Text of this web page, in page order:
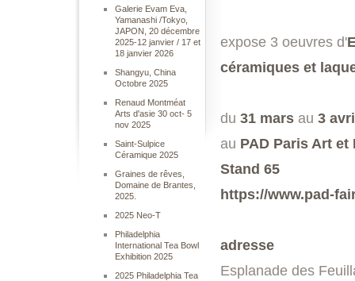
Galerie Evam Eva,
Yamanashi /Tokyo,
JAPON, 20 décembre
2025-12 janvier / 17 et
18 janvier 2026
Shangyu, China
Octobre 2025
Renaud Montméat
Arts d'asie 30 oct- 5
nov 2025
Saint-Sulpice
Céramique 2025
Graines de rêves,
Domaine de Brantes,
2025.
2025 Neo-T
Philadelphia
International Tea Bowl
Exhibition 2025
2025 Philadelphia Tea
expose 3 oeuvres d'
céramiques et
du 31 marsau 3
au PAD Paris Art
Stand 65
https://www.pad-
adresse
Esplanade des